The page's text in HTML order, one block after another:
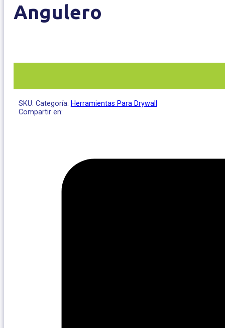
Angulero
SKU: Categoría: Herramientas Para Drywall
Compartir en: